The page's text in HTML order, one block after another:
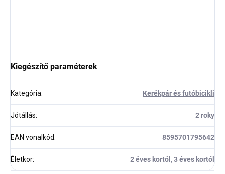
Kiegészítő paraméterek
Kategória: Kerékpár és futóbicikli
Jótállás: 2 roky
EAN vonalkód: 8595701795642
Életkor: 2 éves kortól, 3 éves kortól